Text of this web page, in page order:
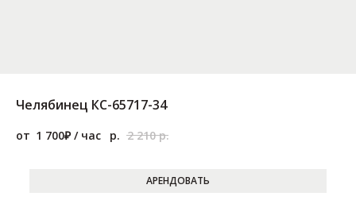
Челябинец КС-65717-34
1 700 р. 2 210 р.
АРЕНДОВАТЬ